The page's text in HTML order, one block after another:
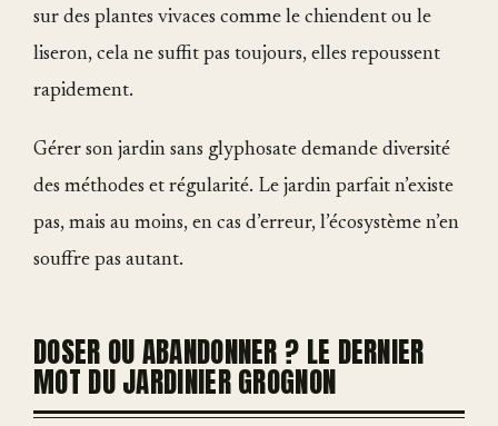
sur des plantes vivaces comme le chiendent ou le
liseron, cela ne suffit pas toujours, elles repoussent
rapidement.
Gérer son jardin sans glyphosate demande diversité
des méthodes et régularité. Le jardin parfait n’existe
pas, mais au moins, en cas d’erreur, l’écosystème n’en
souffre pas autant.
DOSER OU ABANDONNER ? LE DERNIER
MOT DU JARDINIER GROGNON